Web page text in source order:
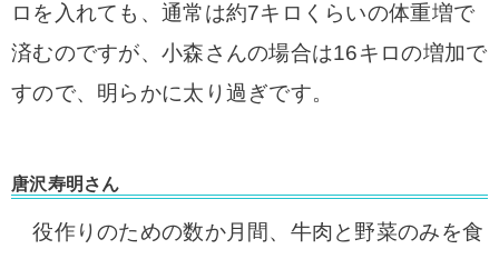
ロを入れても、通常は約7キロくらいの体重増で
済むのですが、小森さんの場合は16キロの増加で
すので、明らかに太り過ぎです。
唐沢寿明さん
役作りのための数か月間、牛肉と野菜のみを食